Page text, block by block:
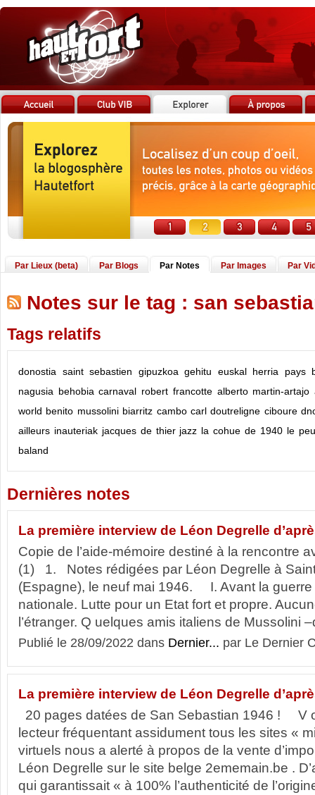
Par Lieux (beta) Par Blogs Par Notes Par Images Par
Notes sur le tag : san
Tags relatifs
donostia saint sebastien gipuzkoa gehitu euskal herria
pays
nagusia behobia carnaval robert francotte alberto martin-artajo
world benito mussolini biarritz cambo carl doutreligne ciboure
ailleurs inauteriak jacques de thier jazz la cohue de 1940 le
baland
Dernières notes
La première interview de Léon Degrelle
Copie de l’aide-mémoire destiné à la rencontre
(1) 1. Notes rédigées par Léon Degrelle à
(Espagne), le neuf mai 1946. I. Avant la guerre
nationale. Lutte pour un Etat fort et propre.
l’étranger. Q uelques amis italiens de Mussolini
Publié le 28/09/2022 dans Dernier... par Le Dernier
La première interview de Léon Degrelle
20 pages datées de San Sebastian 1946 ! V
lecteur fréquentant assidument tous les sites «
virtuels nous a alerté à propos de la vente
Léon Degrelle sur le site belge 2ememain.be .
qui garantissait « à 100% l’authenticité de